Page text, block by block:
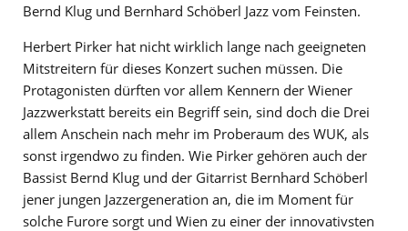
Bernd Klug und Bernhard Schöberl Jazz vom Feinsten.
Herbert Pirker hat nicht wirklich lange nach geeigneten
Mitstreitern für dieses Konzert suchen müssen. Die
Protagonisten dürften vor allem Kennern der Wiener
Jazzwerkstatt bereits ein Begriff sein, sind doch die Drei
allem Anschein nach mehr im Proberaum des WUK, als
sonst irgendwo zu finden. Wie Pirker gehören auch der
Bassist Bernd Klug und der Gitarrist Bernhard Schöberl
jener jungen Jazzergeneration an, die im Moment für
solche Furore sorgt und Wien zu einer der innovativsten